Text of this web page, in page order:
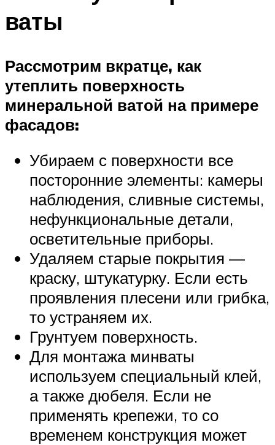
ваты
Рассмотрим вкратце, как
утеплить поверхность
минеральной ватой на примере
фасадов:
Убираем с поверхности все
посторонние элементы: камеры
наблюдения, сливные системы,
нефункциональные детали,
осветительные приборы.
Удаляем старые покрытия —
краску, штукатурку. Если есть
проявления плесени или грибка,
то устраняем их.
Грунтуем поверхность.
Для монтажа минваты
используем специальный клей,
а также дюбеля. Если не
применять крепежи, то со
временем конструкция может